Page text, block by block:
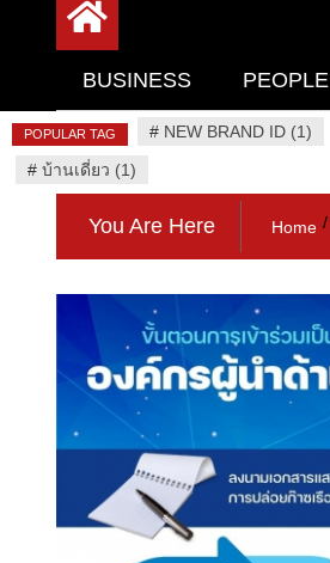
BUSINESS PEOPLE
POPULAR TAG # NEW BRAND ID (1)
# บ้านเดี่ยว (1)
You Are Here Home